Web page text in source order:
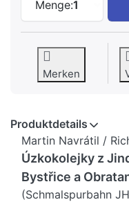
Menge:1
Merken
Produktdetails
Martin Navrátil /
Úzkokolejky z
Bystřice a
(Schmalspurbahn